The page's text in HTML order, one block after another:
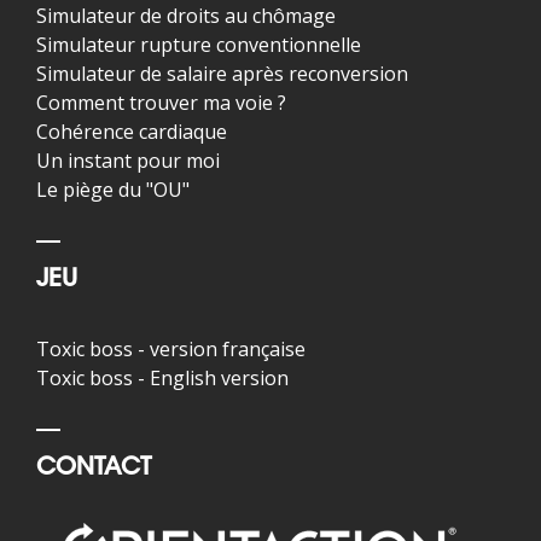
Simulateur de droits au chômage
Simulateur rupture conventionnelle
Simulateur de salaire après reconversion
Comment trouver ma voie ?
Cohérence cardiaque
Un instant pour moi
Le piège du "OU"
JEU
Toxic boss - version française
Toxic boss - English version
CONTACT